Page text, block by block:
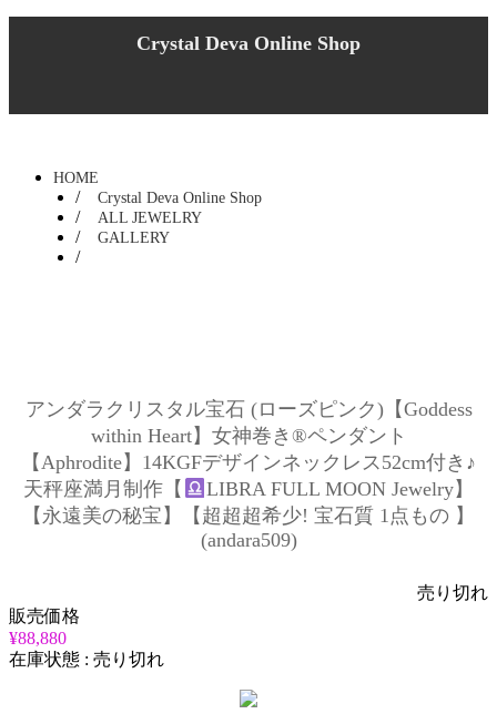
Crystal Deva Online Shop
HOME
Crystal Deva Online Shop
ALL JEWELRY
GALLERY
アンダラクリスタル宝石 (ローズピンク)【Goddess
within Heart】女神巻き®ペンダント
【Aphrodite】 14KGFデザインネックレス52cm付き♪
天秤座満月制作【
LIBRA FULL MOON Jewelry】
【永遠美の秘宝】【超超超希少! 宝石質 1点もの 】
(andara509)
売り切れ
販売価格
¥88,880
在庫状態 : 売り切れ